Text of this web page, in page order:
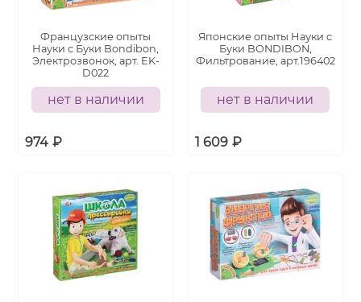
Французские опыты
Науки с Буки Bondibon,
Электрозвонок, арт. EK-
D022
нет в наличии
974 ₽
Японские опыты Науки с
Буки BONDIBON,
Фильтрование, арт.196402
нет в наличии
1 609 ₽